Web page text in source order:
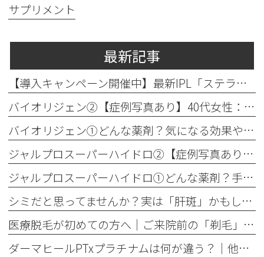
サプリメント
最新記事
【導入キャンペーン開催中】最新IPL「ステラM22」で透明感のある素肌へ
バイオリジェン②【症例写真あり】40代女性：目元の小じわ改善
バイオリジェン①どんな薬剤？気になる効果やダウンタイムについて解説
ジャルプロスーパーハイドロ②【症例写真あり】50代女性：ほうれい線・口横たるみ改善【手打ち注射】
ジャルプロスーパーハイドロ①どんな薬剤？手打ちとハイコックスの違いも解説
シミだと思ってませんか？実は「肝斑」かもしれません
医療脱毛が初めての方へ│ご来院前の「剃毛」がとても大切な理由
ダーマヒールPTxプラチナムは何が違う？│他の肌育製剤との違いを解説